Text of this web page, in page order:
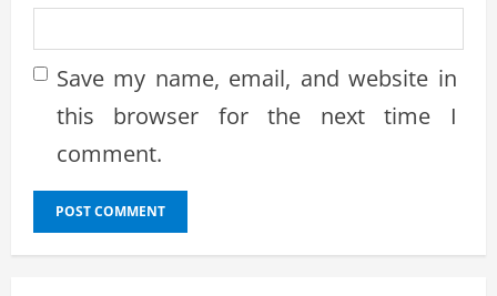
Save my name, email, and website in
this browser for the next time I
comment.